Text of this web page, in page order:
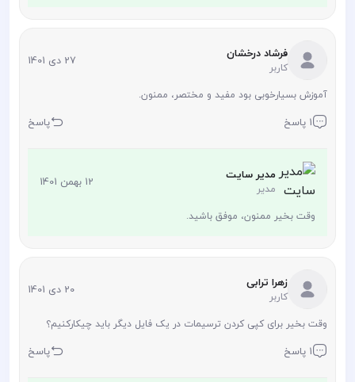
فرشاد درخشان
کاربر 27 دی 1401
آموزش بسیارخوبی بود مفید و مختصر، ممنون.
1 پاسخ پاسخ
مدیر سایت
مدیر 12 بهمن 1401
وقت بخیر ممنون، موفق باشید.
زهرا ترابی
کاربر 20 دی 1401
وقت بخیر برای کپی کردن ترسیمات در یک فایل دیگر باید چیکارکنیم؟
1 پاسخ پاسخ